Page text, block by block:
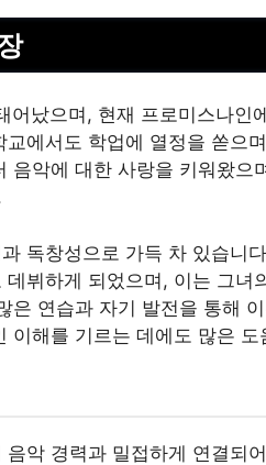
났으며, 현재 프로미스나인
에서도 학업에 열정을 쏟으
음악에 대한 사랑을 키워왔으
독창성으로 가득 차 있습니
뷔하게 되었으며, 이는 그녀
은 연습과 자기 발전을 통해
이해를 기르는 데에도 많은 도
악 경력과 밀접하게 연결되